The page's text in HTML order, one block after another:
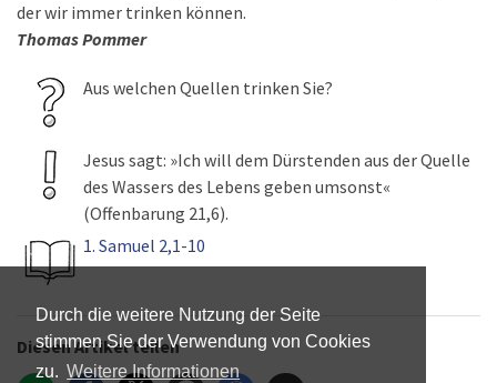
Durch die weitere Nutzung der Seite
stimmen Sie der Verwendung von Cookies
zu. Weitere Informationen
der wir immer trinken können.
Thomas Pommer
Aus welchen Quellen trinken Sie?
Jesus sagt: »Ich will dem Dürstenden aus der Quelle
des Wassers des Lebens geben umsonst«
(Offenbarung 21,6).
1. Samuel 2,1-10
Diesen Artikel teilen